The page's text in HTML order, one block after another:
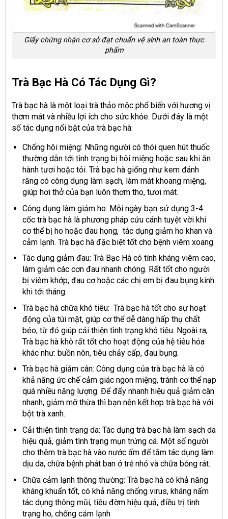
Giấy chứng nhận cơ sở đạt chuẩn vệ sinh an toàn thực
phẩm
Trà Bạc Hà Có Tác Dụng Gì?
Trà bạc hà là một loại trà thảo mộc phổ biến với hương vị
thơm mát và nhiều lợi ích cho sức khỏe. Dưới đây là một
số tác dụng nổi bật của trà bạc hà:
Chống hôi miệng: Những người có thói quen hút thuốc
thường dẫn tới tình trạng bị hôi miệng hoặc sau khi ăn
hành tươi hoặc tỏi. Trà bạc hà giống như kem đánh
răng có công dụng làm sạch, làm mát khoang miệng,
giúp hơi thở của bạn luôn thơm tho, tươi mát.
Công dụng làm giảm ho: Mỗi ngày bạn sử dụng 3-4
cốc trà bạc hà là phương pháp cứu cánh tuyệt vời khi
cơ thể bị ho hoặc đau họng, tác dụng giảm ho khan và
cảm lạnh. Trà bạc hà đặc biệt tốt cho bệnh viêm xoang.
Tác dụng giảm đau: Trà Bạc Hà có tính kháng viêm cao,
làm giảm các cơn đau nhanh chóng. Rất tốt cho người
bị viêm khớp, đau cơ hoặc các chị em bị đau bụng kinh
khi tới tháng.
Trà bạc hà chữa khó tiêu: Trà bạc hà tốt cho sự hoạt
động của túi mật, giúp cơ thể dễ dàng hấp thụ chất
béo, từ đó giúp cải thiện tình trạng khó tiêu. Ngoài ra,
Trà bạc hà khôrất tốt cho hoạt động của hệ tiêu hóa
khác như: buồn nôn, tiêu chảy cấp, đau bụng.
Trà bạc hà giảm cân: Công dụng của trà bạc hà là có
khả năng ức chế cảm giác ngon miệng, tránh cơ thể nạp
quá nhiều năng lượng. Để đẩy nhanh hiệu quả giảm cân
nhanh, giảm mỡ thừa thì bạn nên kết hợp trà bạc hà với
bột trà xanh.
Cải thiện tình trạng da: Tác dụng trà bạc hàlàm sạch da
hiệu quả, giảm tình trạng mụn trứng cá. Một số người
cho thêm trà bạc hà vào nước ấm để tắm tác dụng làm
dịu da, chữa bệnh phát ban ở trẻ nhỏ và chữa bỏng rát.
Chữa cảm lạnh thông thường: Trà bạc hà có khả năng
kháng khuẩn tốt, có khả năng chống virus, kháng nấm
tác dụng thông mũi, tiêu đờm hiệu quả, điều trị tình
trạng ho, chống cảm lạnh